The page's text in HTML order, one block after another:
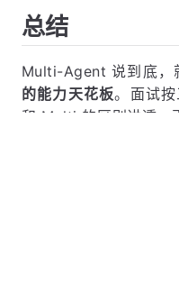
总结
Multi-Agent 说到底，
的能力天花板。面试
和 Multi 的区别讲透，